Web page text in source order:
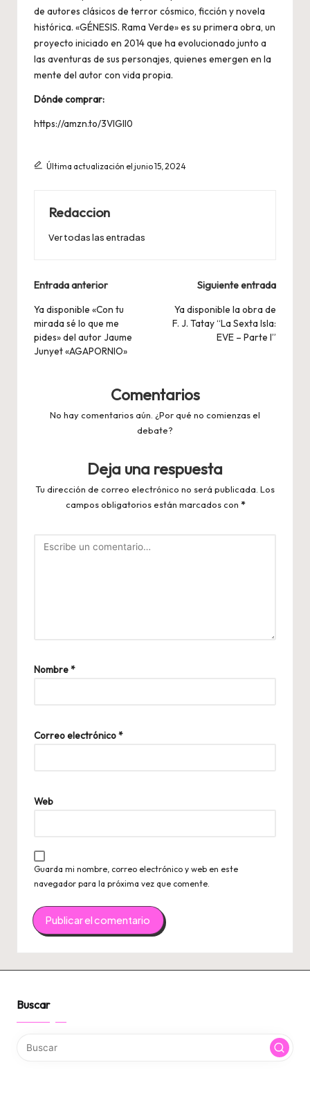
de autores clásicos de terror cósmico, ficción y novela
histórica. «GÉNESIS. Rama Verde» es su primera obra, un
proyecto iniciado en 2014 que ha evolucionado junto a
las aventuras de sus personajes, quienes emergen en la
mente del autor con vida propia.
Dónde comprar:
https://amzn.to/3VIGlI0
Última actualización el junio 15, 2024
Redaccion
Ver todas las entradas
Navegación
de
entradas
Entrada anterior
Ya disponible «Con tu
mirada sé lo que me
pides» del autor Jaume
Junyet «AGAPORNIO»
Siguiente entrada
Ya disponible la obra de
F. J. Tatay “La Sexta Isla:
EVE – Parte I”
Comentarios
No hay comentarios aún. ¿Por qué no comienzas el
debate?
Deja una respuesta
Tu dirección de correo electrónico no será publicada. Los
campos obligatorios están marcados con *
Nombre*
Correo electrónico*
Web
Guarda mi nombre, correo electrónico y web en este
navegador para la próxima vez que comente.
Buscar